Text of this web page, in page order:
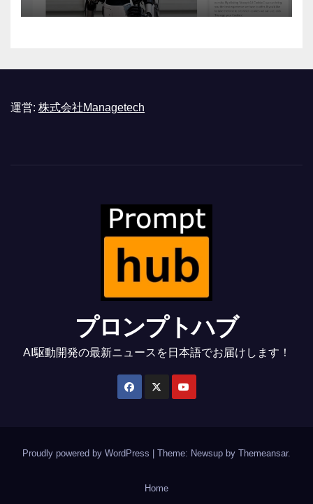
運営: 株式会社Managetech
プロンプトハブ
AI駆動開発の最新ニュースを日本語でお届けします！
Proudly powered by WordPress Theme: Newsup by Themeansar.
Home